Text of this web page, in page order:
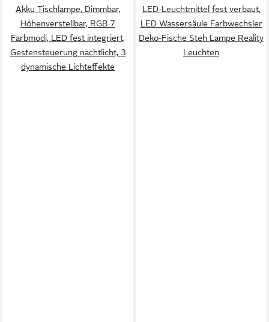
Akku Tischlampe, Dimmbar,
Höhenverstellbar, RGB 7
Farbmodi, LED fest integriert,
Gestensteuerung nachtlicht, 3
dynamische Lichteffekte
LED-Leuchtmittel fest verbaut,
LED Wassersäule Farbwechsler
Deko-Fische Steh Lampe Reality
Leuchten